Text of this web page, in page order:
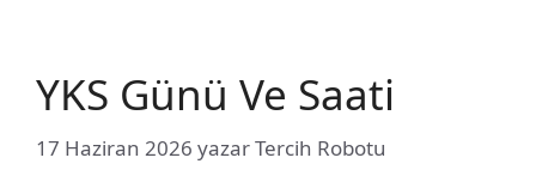
YKS Günü Ve Saati
17 Haziran 2026 yazarTercih Robotu